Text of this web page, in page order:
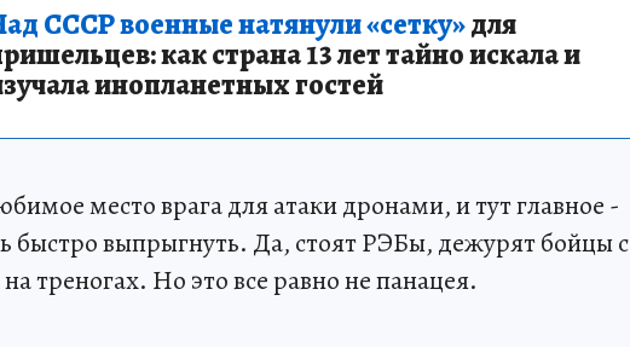
СССР военные натянули «сетку»для
как страна 13 лет тайно искала и
инопланетных гостей
место врага для атаки дронами, и тут главное -
быстро выпрыгнуть. Да, стоят РЭБы, дежурят бойцы с
треногах. Но это все равно не панацея.